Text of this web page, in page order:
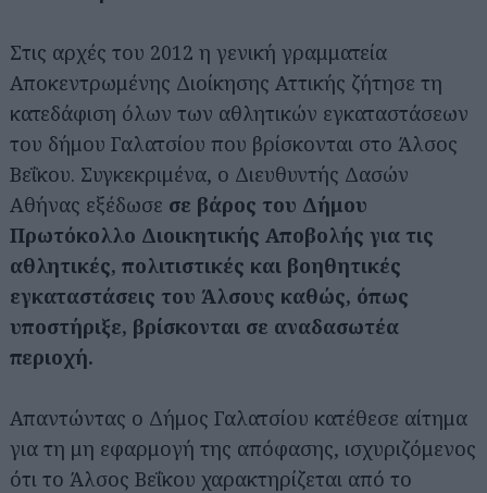
Στις αρχές του 2012 η γενική γραμματεία
Αποκεντρωμένης Διοίκησης Αττικής ζήτησε τη
κατεδάφιση όλων των αθλητικών εγκαταστάσεων
του δήμου Γαλατσίου που βρίσκονται στο Άλσος
Βεΐκου. Συγκεκριμένα, ο Διευθυντής Δασών
Αθήνας εξέδωσε σε βάρος του Δήμου
Πρωτόκολλο Διοικητικής Αποβολής για τις
αθλητικές, πολιτιστικές και βοηθητικές
εγκαταστάσεις του Άλσους καθώς, όπως
υποστήριξε, βρίσκονται σε αναδασωτέα
περιοχή.
Απαντώντας ο Δήμος Γαλατσίου κατέθεσε αίτημα
για τη μη εφαρμογή της απόφασης, ισχυριζόμενος
ότι το Άλσος Βεΐκου χαρακτηρίζεται από το